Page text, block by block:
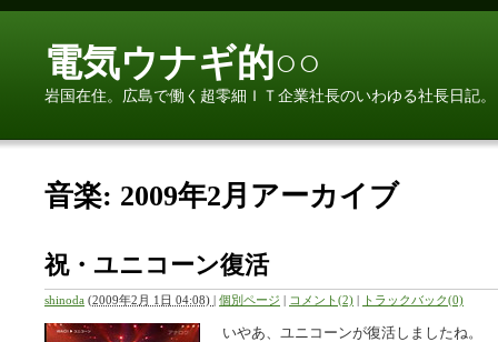
電気ウナギ的○○
岩国在住。広島で働く超零細ＩＴ企業社長のいわゆる社長日記。
音楽: 2009年2月アーカイブ
祝・ユニコーン復活
shinoda (2009年2月 1日 04:08) | 個別ページ | コメント(2) | トラックバック(0)
いやあ、ユニコーンが復活しましたね。